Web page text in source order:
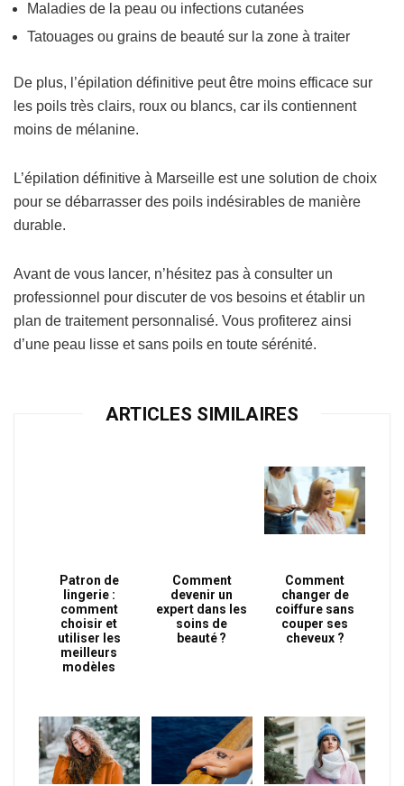
Maladies de la peau ou infections cutanées
Tatouages ou grains de beauté sur la zone à traiter
De plus, l’épilation définitive peut être moins efficace sur
les poils très clairs, roux ou blancs, car ils contiennent
moins de mélanine.
L’épilation définitive à Marseille est une solution de choix
pour se débarrasser des poils indésirables de manière
durable.
Avant de vous lancer, n’hésitez pas à consulter un
professionnel pour discuter de vos besoins et établir un
plan de traitement personnalisé. Vous profiterez ainsi
d’une peau lisse et sans poils en toute sérénité.
ARTICLES SIMILAIRES
Patron de
lingerie :
comment
choisir et
utiliser les
meilleurs
modèles
Comment
devenir un
expert dans les
soins de
beauté ?
Comment
changer de
coiffure sans
couper ses
cheveux ?